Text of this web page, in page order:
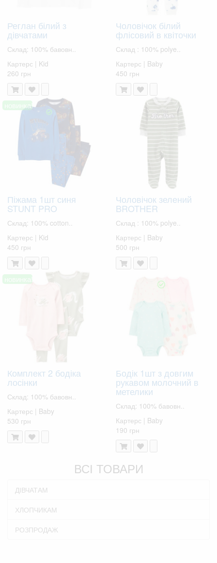
Реглан білий з
дівчатами
Склад: 100% бавовн..
Картерс | Kid
260 грн
Чоловічок білий
флісовий в квіточки
Склад : 100% polye..
Картерс | Baby
450 грн
новинка!
Піжама 1шт синя
STUNT PRO
Склад: 100% cotton..
Картерс | Kid
450 грн
Чоловічок зелений
BROTHER
Склад : 100% polye..
Картерс | Baby
500 грн
новинка!
Комплект 2 бодіка
лосінки
Склад: 100% бавовн..
Картерс | Baby
530 грн
Бодік 1шт з довгим
рукавом молочний в
метелики
Склад: 100% бавовн..
Картерс | Baby
190 грн
ВСІ ТОВАРИ
ДІВЧАТАМ
ХЛОПЧИКАМ
РОЗПРОДАЖ